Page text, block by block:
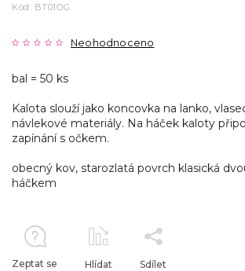
Kód: BT01OG
Neohodnoceno
bal = 50 ks
Kalota slouží jako koncovka na lanko,
návlekové materiály. Na háček kaloty
zapínání s očkem.
obecný kov, starozlatá povrch klasická
háčkem
Zeptat se Hlídat Sdílet